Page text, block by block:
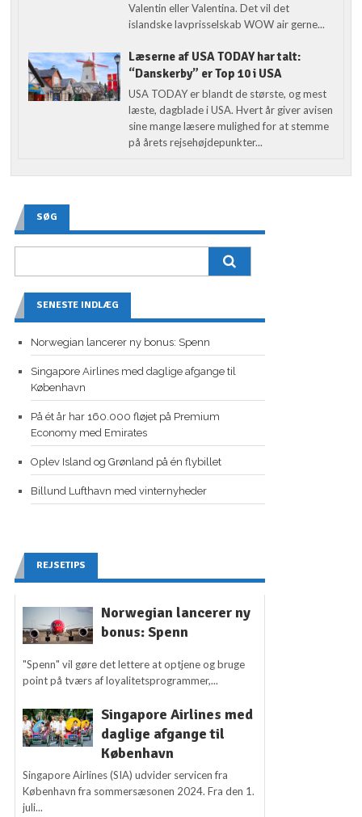
Valentin eller Valentina. Det vil det
islandske lavprisselskab WOW air gerne...
Læserne af USA TODAY har talt:
“Danskerby” er Top 10 i USA
USA TODAY er blandt de største, og mest
læste, dagblade i USA. Hvert år giver avisen
sine mange læsere mulighed for at stemme
på årets rejsehøjdepunkter...
SØG
SENESTE INDLÆG
Norwegian lancerer ny bonus: Spenn
Singapore Airlines med daglige afgange til
København
På ét år har 160.000 fløjet på Premium
Economy med Emirates
Oplev Island og Grønland på én flybillet
Billund Lufthavn med vinternyheder
REJSETIPS
Norwegian lancerer ny
bonus: Spenn
"Spenn" vil gøre det lettere at optjene og bruge
point på tværs af loyalitetsprogrammer,...
Singapore Airlines med
daglige afgange til
København
Singapore Airlines (SIA) udvider servicen fra
København fra sommersæsonen 2024. Fra den 1.
juli...